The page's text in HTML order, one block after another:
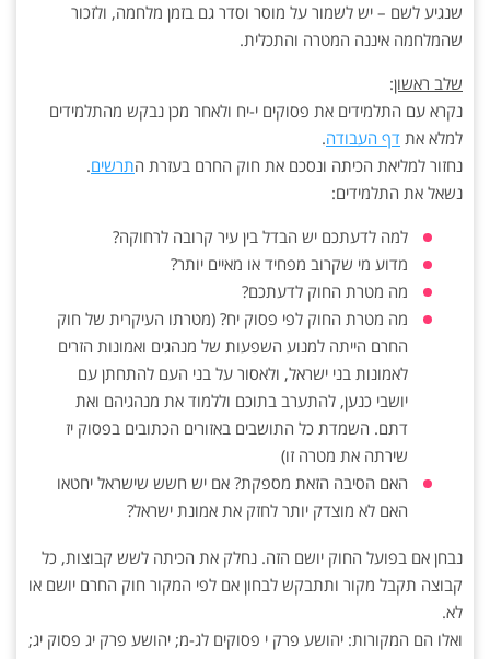
שנגיע לשם – יש לשמור על מוסר וסדר גם בזמן מלחמה, ולזכור
שהמלחמה איננה המטרה והתכלית.
שלב ראשון:
נקרא עם התלמידים את פסוקים י-יח ולאחר מכן נבקש מהתלמידים
למלא את דף העבודה.
נחזור למליאת הכיתה ונסכם את חוק החרם בעזרת התרשים.
נשאל את התלמידים:
למה לדעתכם יש הבדל בין עיר קרובה לרחוקה?
מדוע מי שקרוב מפחיד או מאיים יותר?
מה מטרת החוק לדעתכם?
מה מטרת החוק לפי פסוק יח? (מטרתו העיקרית של חוק
החרם הייתה למנוע השפעות של מנהגים ואמונות הזרים
לאמונות בני ישראל, ולאסור על בני העם להתחתן עם
יושבי כנען, להתערב בתוכם וללמוד את מנהגיהם ואת
דתם. השמדת כל התושבים באזורים הכתובים בפסוק יז
שירתה את מטרה זו)
האם הסיבה הזאת מספקת? אם יש חשש שישראל יחטאו
האם לא מוצדק יותר לחזק את אמונת ישראל?
נבחן אם בפועל החוק יושם הזה. נחלק את הכיתה לשש קבוצות, כל
קבוצה תקבל מקור ותתבקש לבחון אם לפי המקור חוק החרם יושם או
לא.
ואלו הם המקורות: יהושע פרק י פסוקים לג-מ; יהושע פרק יג פסוק יג;